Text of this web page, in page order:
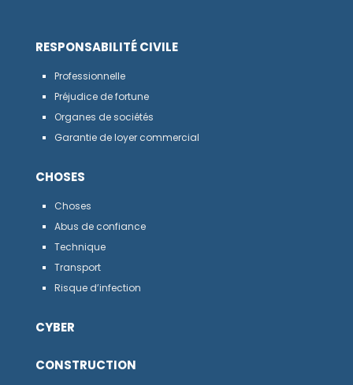
RESPONSABILITÉ CIVILE
Professionnelle
Préjudice de fortune
Organes de sociétés
Garantie de loyer commercial
CHOSES
Choses
Abus de confiance
Technique
Transport
Risque d’infection
CYBER
CONSTRUCTION